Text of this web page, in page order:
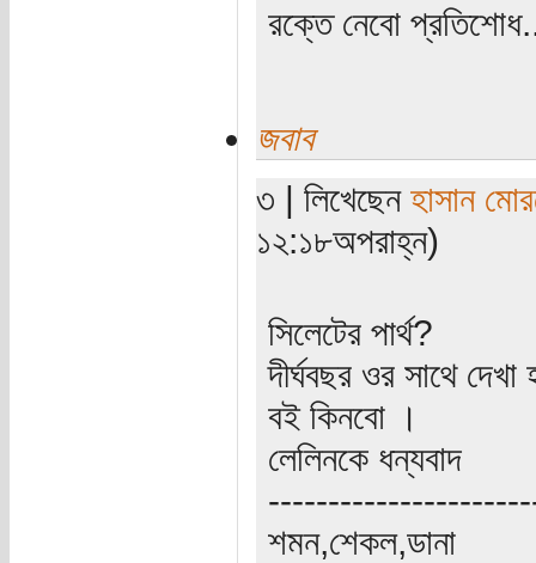
রক্তে নেবো
জবাব
৩ | লিখেছেন হাসান
১২:১৮অপরাহ্ন)
সিলেটের পার্থ?
দীর্ঘবছর ওর সাথে
বই কিনবো ।
লেলিনকে ধন্যবাদ
শমন,শেকল,ডানা